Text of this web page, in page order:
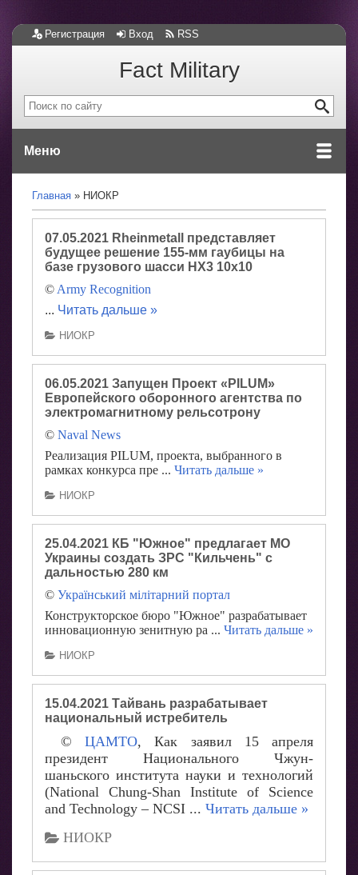
Регистрация Вход RSS
Fact Military
Меню
Главная НИОКР
07.05.2021 Rheinmetall представляет
будущее решение 155-мм гаубицы на
базе грузового шасси HX3 10x10
© Army Recognition
... Читать дальше »
НИОКР
06.05.2021 Запущен Проект «PILUM»
Европейского оборонного агентства по
электромагнитному рельсотрону
© Naval News
Реализация PILUM, проекта, выбранного в
рамках конкурса пре ... Читать дальше »
НИОКР
25.04.2021 КБ "Южное" предлагает МО
Украины создать ЗРС "Кильчень" с
дальностью 280 км
© Український мілітарний портал
Конструкторское бюро "Южное" разрабатывает
инновационную зенитную ра ... Читать дальше »
НИОКР
15.04.2021 Тайвань разрабатывает
национальный истребитель
©ЦАМТО, Как заявил 15 апреля
президент Национального Чжун-
шаньского института науки и технологий
(National Chung-Shan Institute of Science
and Technology – NCSI ... Читать дальше »
НИОКР